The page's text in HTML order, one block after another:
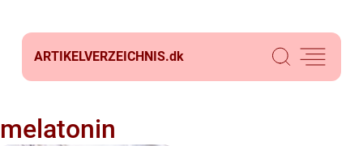
ARTIKELVERZEICHNIS.dk
melatonin